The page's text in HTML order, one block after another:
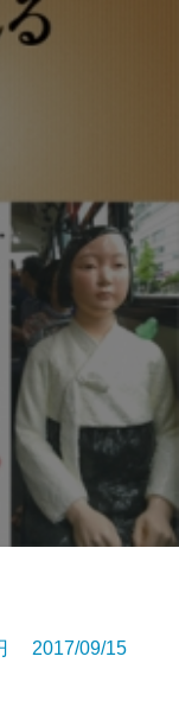
2017/09/15